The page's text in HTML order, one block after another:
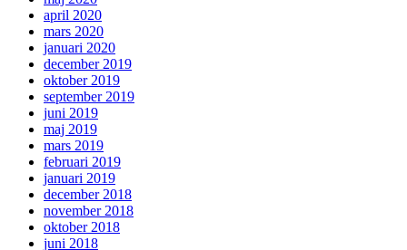
april 2020
mars 2020
januari 2020
december 2019
oktober 2019
september 2019
juni 2019
maj 2019
mars 2019
februari 2019
januari 2019
december 2018
november 2018
oktober 2018
juni 2018